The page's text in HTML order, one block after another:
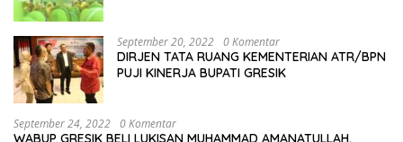
September 20, 2022 0 Komentar
DIRJEN TATA RUANG KEMENTERIAN ATR/BPN
PUJI KINERJA BUPATI GRESIK
September 24, 2022 0 Komentar
WABUP GRESIK BELI LUKISAN MUHAMMAD AMANATULLAH,